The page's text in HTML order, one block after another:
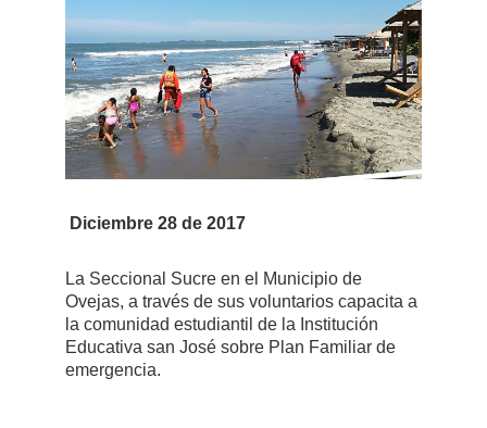
Diciembre 28 de 2017
La Seccional Sucre en el Municipio de
Ovejas, a través de sus voluntarios capacita a
la comunidad estudiantil de la Institución
Educativa san José sobre Plan Familiar de
emergencia.